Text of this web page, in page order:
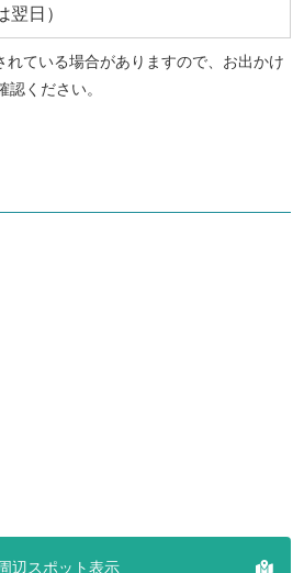
日）
ている場合がありますので、お出かけ
ください。
辺スポット表示